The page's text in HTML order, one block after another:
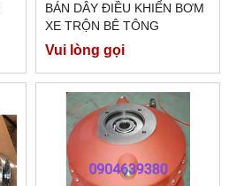
BÁN DÂY ĐIỀU KHIỂN BƠM
XE TRỘN BÊ TÔNG
Vui lòng gọi